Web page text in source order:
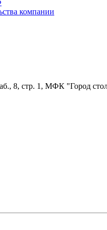
компании
8, стр. 1, МФК "Город